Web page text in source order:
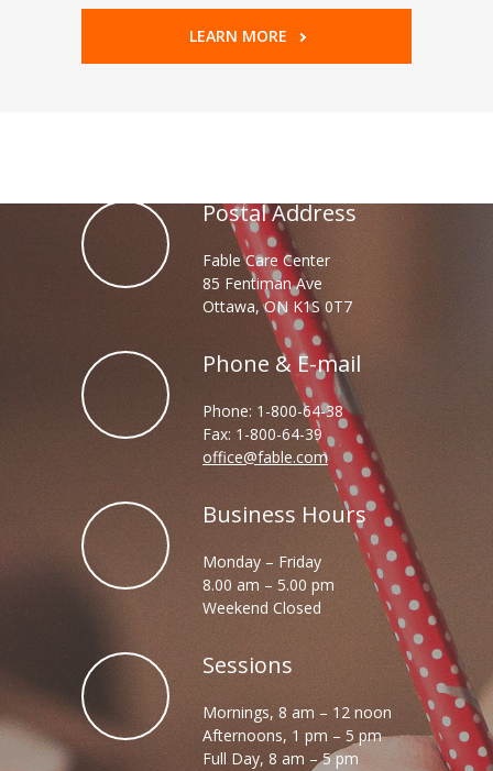
LEARN MORE
Postal Address
Fable Care Center
85 Fentiman Ave
Ottawa, ON K1S 0T7
Phone & E-mail
Phone: 1-800-64-38
Fax: 1-800-64-39
office@fable.com
Business Hours
Monday – Friday
8.00 am – 5.00 pm
Weekend Closed
Sessions
Mornings, 8 am – 12 noon
Afternoons, 1 pm – 5 pm
Full Day, 8 am – 5 pm